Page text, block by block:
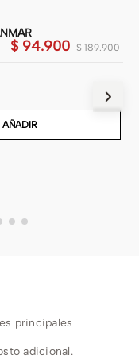
$ 189.900
$ 94.900
AÑADIR
principales
adicional.